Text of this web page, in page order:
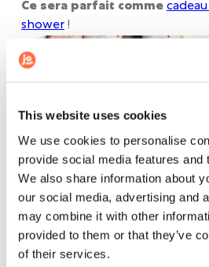
This website uses cookies
We use cookies to personalise
provide social media features and
We also share information about
our social media, advertising and
may combine it with other
provided to them or that they’ve
of their services.
Ce sera parfait comme
shower!